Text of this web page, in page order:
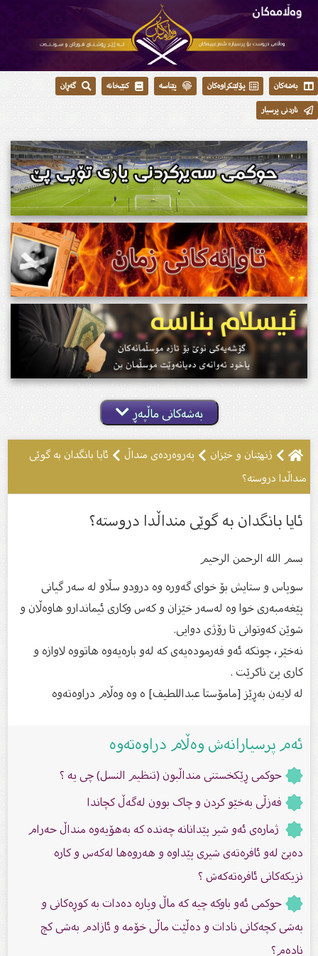
بەشەکان پۆلێنکراوەکان پێناسە کتێبخانە
گەڕان
ناردنی پرسیار
بەشەکانی ماڵپەڕ
ژنهێنان و خێزان پەروەردەى منداڵ
ئایا بانگدان بە گوێى
منداڵدا دروستە؟
ئایا بانگدان بە گوێى منداڵدا دروستە؟
بسم الله الرحمن الرحیم
سوپاس و ستایش بۆ خواى گەورە وە درودو سڵاو لە سەر گیانى
پێغەمبەرى خوا وە لەسەر خێزان و كەس وكارى ئیماندارو هاوەڵان و
شوێن كەوتوانى تا رۆژى دوایى.
نەخێر، چونکە ئەو فەرمودەیەى کە لەو بارەیەوە هاتووە لاوازە و
کارى پێ ناکرێت .
لە لایەن بەڕێز [مامۆستا عبداللطيف] ە وە وەڵام دراوەتەوە
ئەم پرسیارانەش وەڵام دراوەتەوە
حوکمی ڕێکخستنی منداڵبون (تنظيم النسل) چی یە ؟
فەزڵی بەخێو کردن و چاک بوون لەگەڵ کچاندا
ژمارەی ئەو شیر پێدانانە چەندە كە بەهۆیەوە منداڵ حەرام
دەبێ لەو ئافرەتەی شیری پێداوە و هەروەها لەكەس و كارە
نزیكەكانی ئافرەتەكەش ؟
حوکمى ئەو باوکە چیە کە ماڵ وپارە دەدات بە کوڕەکانى و
بەشی کچەکانى نادات و دەڵێت ماڵى خۆمە و ئازادم بەشی کچ
نادەم؟